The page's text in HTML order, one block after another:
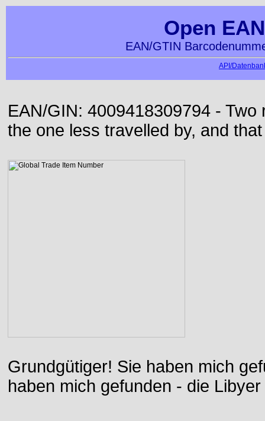
Open
EAN/GTIN
API/
EAN/GIN: 4009418309794 -
the one less travelled by, and
Grundgütiger! Sie haben mich
haben mich gefunden - die